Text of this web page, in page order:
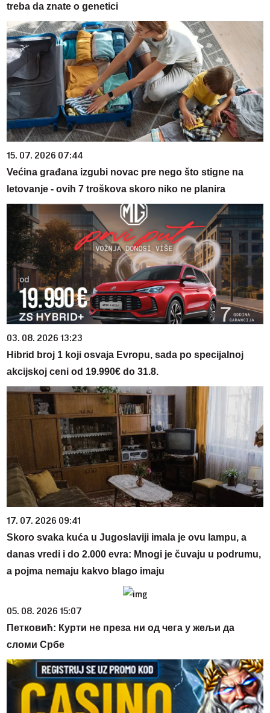
treba da znate o genetici
15. 07. 2026 07:44
Većina građana izgubi novac pre nego što stigne na
letovanje - ovih 7 troškova skoro niko ne planira
03. 08. 2026 13:23
Hibrid broj 1 koji osvaja Evropu, sada po specijalnoj
akcijskoj ceni od 19.990€ do 31.8.
17. 07. 2026 09:41
Skoro svaka kuća u Jugoslaviji imala je ovu lampu, a
danas vredi i do 2.000 evra: Mnogi je čuvaju u podrumu,
a pojma nemaju kakvo blago imaju
05. 08. 2026 15:07
Петковић: Курти не преза ни од чега у жељи да
сломи Србе